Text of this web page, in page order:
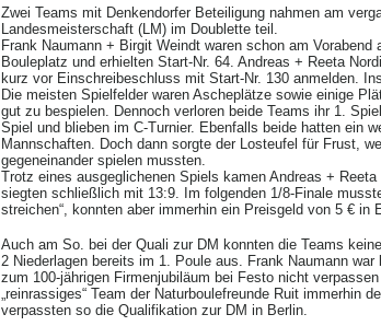
Zwei Teams mit Denkendorfer Beteiligung nahmen am
Landesmeisterschaft (LM) im Doublette teil.
Frank Naumann + Birgit Weindt waren schon am
Bouleplatz und erhielten Start-Nr. 64. Andreas + Reeta
kurz vor Einschreibeschluss mit Start-Nr. 130 anmelden.
Die meisten Spielfelder waren Ascheplätze sowie einige
gut zu bespielen. Dennoch verloren beide Teams ihr 1.
Spiel und blieben im C-Turnier. Ebenfalls beide hatten ein
Mannschaften. Doch dann sorgte der Losteufel für Frust,
gegeneinander spielen mussten.
Trotz eines ausgeglichenen Spiels kamen Andreas +
siegten schließlich mit 13:9. Im folgenden 1/8-Finale
streichen“, konnten aber immerhin ein Preisgeld von 5 € in
Auch am So. bei der Quali zur DM konnten die Teams
2 Niederlagen bereits im 1. Poule aus. Frank Naumann
zum 100-jährigen Firmenjubiläum bei Festo nicht
„reinrassiges“ Team der Naturboulefreunde Ruit immerhin
verpassten so die Qualifikation zur DM in Berlin.